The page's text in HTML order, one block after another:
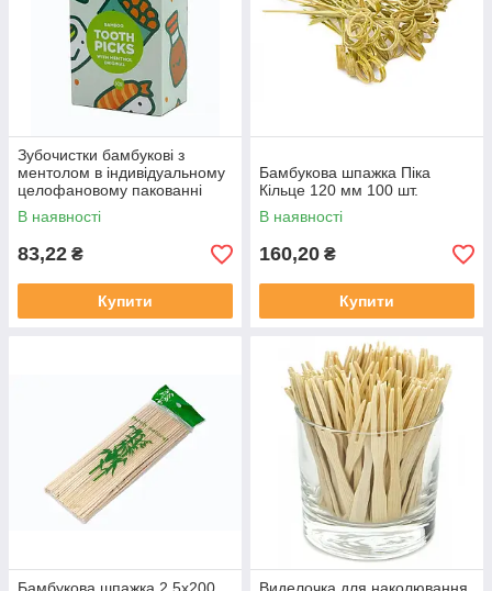
Зубочистки бамбукові з
ментолом в індивідуальному
целофановому пакованні
1000 шт.
В наявності
83,22 ₴
Купити
Бамбукова шпажка Піка
Кільце 120 мм 100 шт.
В наявності
160,20 ₴
Купити